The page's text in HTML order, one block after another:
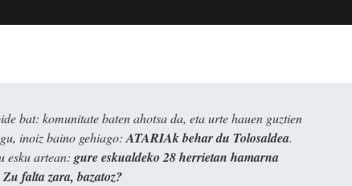
bat: komunitate baten ahotsa da, eta urte hauen guztien
inoiz baino gehiago: ATARIAk behar du Tolosaldea.
esku artean: gure eskualdeko 28 herrietan hamarna
Zu falta zara, bazatoz?